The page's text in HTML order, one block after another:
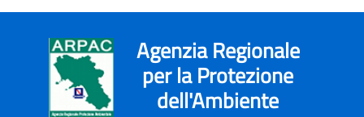
Agenzia Regionale
per la Protezione
dell'Ambiente